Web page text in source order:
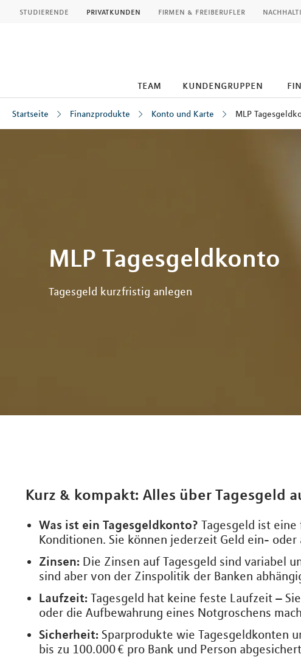
studierende privatkunden firmen & freiberufler
team kundengruppen
Startseite Finanzprodukte Konto und Karte MLP
MLP Tagesgeldkonto
Tagesgeld kurzfristig anlegen
Kurz & kompakt: Alles über Tagesgeld
Was ist ein Tagesgeldkonto? Tagesgeld ist
Konditionen. Sie können jederzeit Geld ein-
Zinsen: Die Zinsen auf Tagesgeld sind variabel
sind aber von der Zinspolitik der Banken
Laufzeit: Tagesgeld hat keine feste Laufzeit –
oder die Aufbewahrung eines Notgroschens
Sicherheit: Sparprodukte wie Tagesgeldkonten
bis zu 100.000 € pro Bank und Person